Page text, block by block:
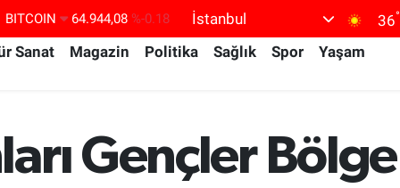
BITCOIN 64.944,08 %-0.18
DOLAR
47,7436
%0.18
ALTIN
6660.55 %0.03
13.779
İstanbul 36°
Sanat Magazin Politika Sağlık Spor
Yaşam
Gençler Bölge